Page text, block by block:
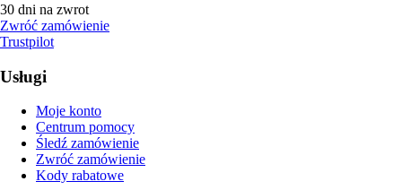
30 dni na zwrot
Zwróć zamówienie
Trustpilot
Usługi
Moje konto
Centrum pomocy
Śledź zamówienie
Zwróć zamówienie
Kody rabatowe